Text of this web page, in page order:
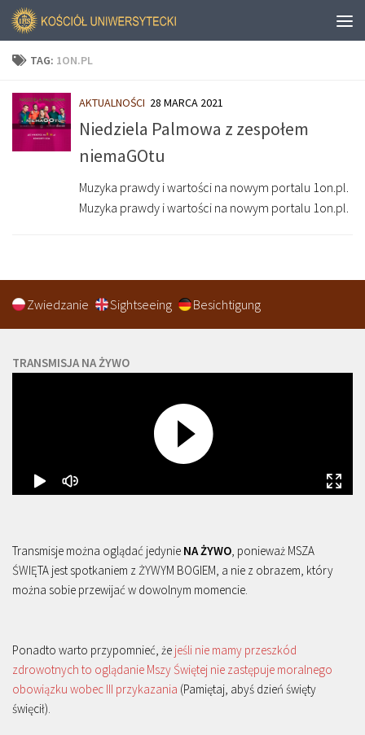
TAG: 1ON.PL
AKTUALNOŚCI 28 MARCA 2021
Niedziela Palmowa z zespołem
niemaGOtu
Muzyka prawdy i wartości na nowym portalu 1on.pl.
Muzyka prawdy i wartości na nowym portalu 1on.pl.
Zwiedzanie Sightseeing Besichtigung
TRANSMISJA NA ŻYWO
Transmisje można oglądać jedynie NA ŻYWO, ponieważ MSZA
ŚWIĘTA jest spotkaniem z ŻYWYM BOGIEM, a nie z obrazem, który
można sobie przewijać w dowolnym momencie.
Ponadto warto przypomnieć, że jeśli nie mamy przeszkód
zdrowotnych to oglądanie Mszy Świętej nie zastępuje moralnego
obowiązku wobec III przykazania (Pamiętaj, abyś dzień święty
święcił).